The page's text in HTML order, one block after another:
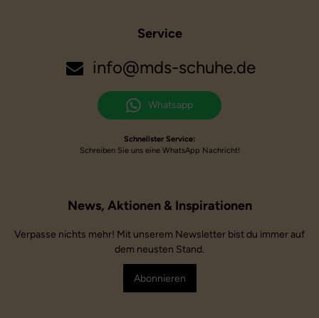
Service
info@mds-schuhe.de
Whatsapp
Schnellster Service:
Schreiben Sie uns eine WhatsApp Nachricht!
Verpasse nichts mehr! Mit unserem Newsletter bist du immer auf
dem neusten Stand.
Abonnieren